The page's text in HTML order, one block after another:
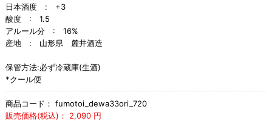
日本酒度 : +3
酸度 : 1.5
アルール分 : 16%
産地 : 山形県 麓井酒造
保管方法:必ず冷蔵庫(生酒)
*クール便
商品コード： fumotoi_dewa33ori_720
販売価格(税込)：
2,090円